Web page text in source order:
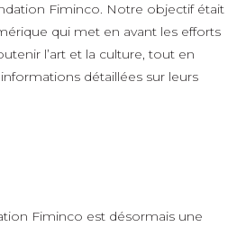
Fiminco. Notre objectif était
qui met en avant les efforts
l’art et la culture, tout en
détaillées sur leurs
Fiminco est désormais une